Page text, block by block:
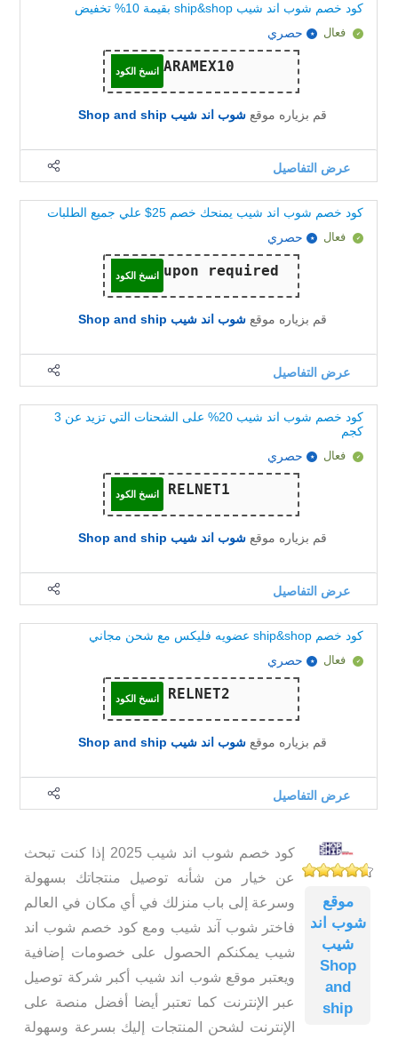
كود خصم شوب اند شيب ship&shop بقيمة 10% تخفيض
فعال حصري
انسخ الكود
قم بزياره موقع شوب اند شيب Shop and ship
عرض التفاصيل
كود خصم شوب اند شيب يمنحك خصم 25$ علي جميع الطلبات
فعال حصري
انسخ الكود
قم بزياره موقع شوب اند شيب Shop and ship
عرض التفاصيل
كود خصم شوب اند شيب 20% على الشحنات التي تزيد عن 3
كجم
فعال حصري
انسخ الكود
قم بزياره موقع شوب اند شيب Shop and ship
عرض التفاصيل
كود خصم ship&shop عضويه فليكس مع شحن مجاني
فعال حصري
انسخ الكود
قم بزياره موقع شوب اند شيب Shop and ship
عرض التفاصيل
موقع
شوب اند
شيب
Shop
and
ship
كود خصم شوب اند شيب 2025 إذا كنت تبحث
عن خيار من شأنه توصيل منتجاتك بسهولة
وسرعة إلى باب منزلك في أي مكان في العالم
فاختر شوب آند شيب ومع كود خصم شوب اند
شيب يمكنكم الحصول على خصومات إضافية
ويعتبر موقع شوب اند شيب أكبر شركة توصيل
عبر الإنترنت كما تعتبر أيضا أفضل منصة على
الإنترنت لشحن المنتجات إليك بسرعة وسهولة